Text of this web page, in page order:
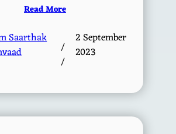
Read More
Saarthak
/
/
2 September
2023